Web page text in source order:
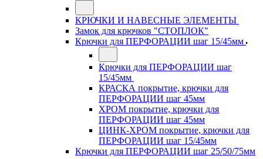
КРЮЧКИ И НАВЕСНЫЕ ЭЛЕМЕНТЫ
Замок для крючков "СТОПЛОК"
Крючки для ПЕРФОРАЦИИ шаг 15/45мм
Крючки для ПЕРФОРАЦИИ шаг
15/45мм
КРАСКА покрытие, крючки для
ПЕРФОРАЦИИ шаг 45мм
ХРОМ покрытие, крючки для
ПЕРФОРАЦИИ шаг 45мм
ЦИНК-ХРОМ покрытие, крючки для
ПЕРФОРАЦИИ шаг 15/45мм
Крючки для ПЕРФОРАЦИИ шаг 25/50/75мм